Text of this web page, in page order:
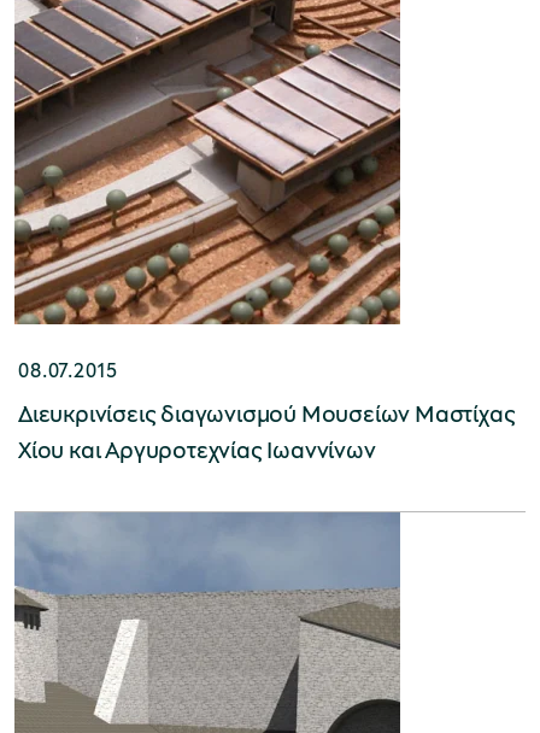
Μουσείο Ελιάς και Ελληνικού Λαδιού
Μουσείο Βιομηχανικής Ελαιουργίας
Λέσβου
Μουσείο Πλινθοκεραμοποιίας N. & Σ.
Μουσείο Μαρμαροτεχνίας
08.07.2015
Διευκρινίσεις διαγωνισμού Μουσείων Μαστίχας
Χίου και Αργυροτεχνίας Ιωαννίνων